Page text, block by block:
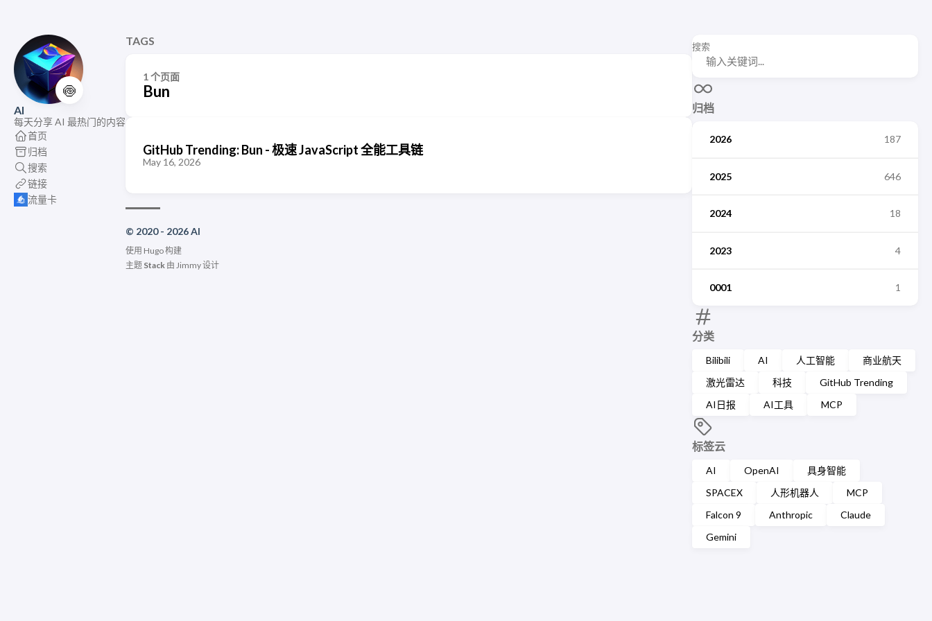
🍥
AI
每天分享 AI 最热门的内容
首页
归档
搜索
链接
流量卡
搜索
归档
2026 187
2025 646
2024 18
2023 4
0001 1
分类
Bilibili AI 人工智能
商业航天
激光雷达
科技
GitHub Trending
AI日报
AI工具 MCP
标签云
AI OpenAI
具身智能
SPACEX
人形机器人
MCP
Falcon 9
Anthropic
Claude
Gemini
TAGS
1 个页面
Bun
GitHub Trending: Bun - 极速 JavaScript 全能工具链
May 16, 2026
© 2020 - 2026 AI
使用 Hugo构建
主题 Stack 由 Jimmy设计